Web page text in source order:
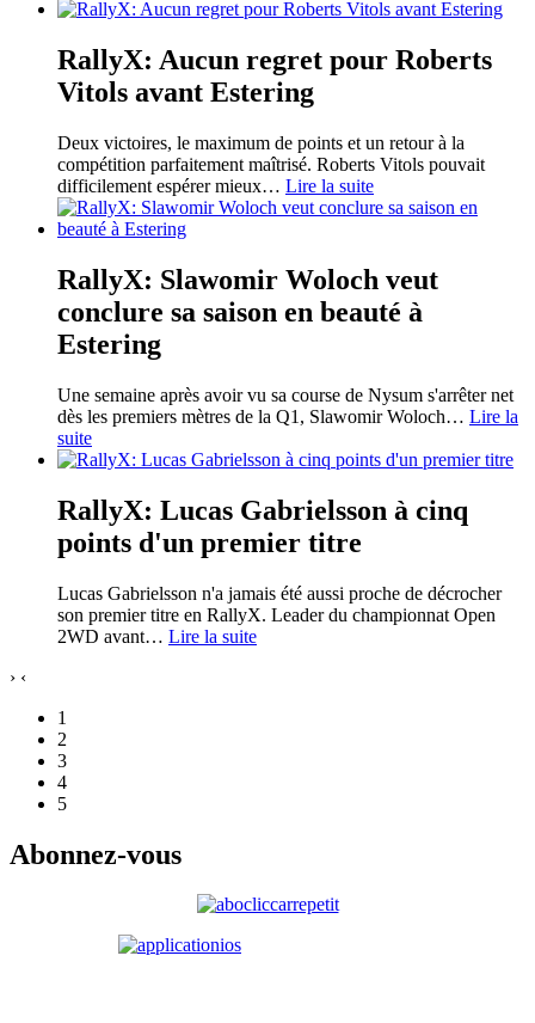
RallyX: Aucun regret pour Roberts
Vitols avant Estering
Deux victoires, le maximum de points et un retour à la
compétition parfaitement maîtrisé. Roberts Vitols pouvait
difficilement espérer mieux… Lire la suite
RallyX: Slawomir Woloch veut
conclure sa saison en beauté à
Estering
Une semaine après avoir vu sa course de Nysum s'arrêter net
dès les premiers mètres de la Q1, Slawomir Woloch… Lire la
suite
RallyX: Lucas Gabrielsson à cinq
points d'un premier titre
Lucas Gabrielsson n'a jamais été aussi proche de décrocher
son premier titre en RallyX. Leader du championnat Open
2WD avant… Lire la suite
› ‹
1
2
3
4
5
Abonnez-vous